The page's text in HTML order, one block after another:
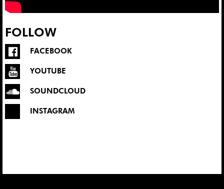
FOLLOW
FACEBOOK
YOUTUBE
SOUNDCLOUD
INSTAGRAM